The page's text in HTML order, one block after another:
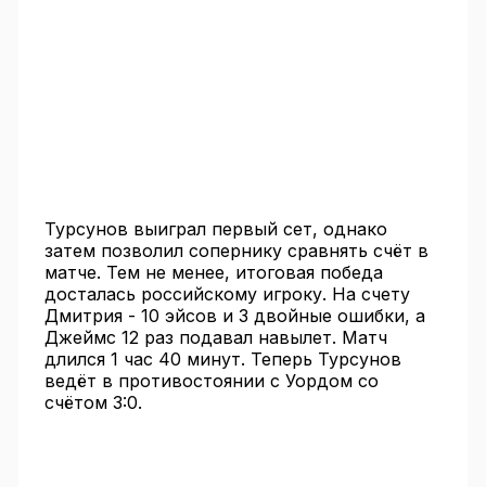
Турсунов выиграл первый сет, однако
затем позволил сопернику сравнять счёт в
матче. Тем не менее, итоговая победа
досталась российскому игроку. На счету
Дмитрия - 10 эйсов и 3 двойные ошибки, а
Джеймс 12 раз подавал навылет. Матч
длился 1 час 40 минут. Теперь Турсунов
ведёт в противостоянии с Уордом со
счётом 3:0.